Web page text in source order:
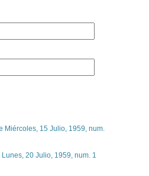
Miércoles, 15 Julio, 1959, num.
Lunes, 20 Julio, 1959, num. 1